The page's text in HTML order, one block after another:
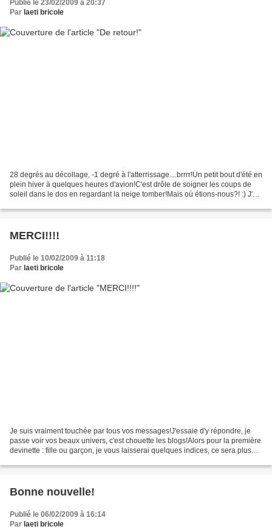
Publié le 23/02/2009 à 20:37
Par laeti bricole
28 degrés au décollage, -1 degré à l'atterrissage....brrrr!Un petit bout d'été en
plein hiver à quelques heures d'avion!C'est drôle de soigner les coups de
soleil dans le dos en regardant la neige tomber!Mais où étions-nous?! :) J'ai
MERCI!!!!
Publié le 10/02/2009 à 11:18
Par laeti bricole
Je suis vraiment touchée par tous vos messages!J'essaie d'y répondre, je
passe voir vos beaux univers, c'est chouette les blogs!Alors pour la première
devinette : fille ou garçon, je vous laisserai quelques indices, ce sera plus
Bonne nouvelle!
Publié le 06/02/2009 à 16:14
Par laeti bricole